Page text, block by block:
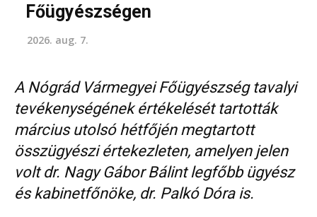
Főügyészségen
2026. aug. 7.
A Nógrád Vármegyei Főügyészség tavalyi
tevékenységének értékelését tartották
március utolsó hétfőjén megtartott
összügyészi értekezleten, amelyen jelen
volt dr. Nagy Gábor Bálint legfőbb ügyész
és kabinetfőnöke, dr. Palkó Dóra is.